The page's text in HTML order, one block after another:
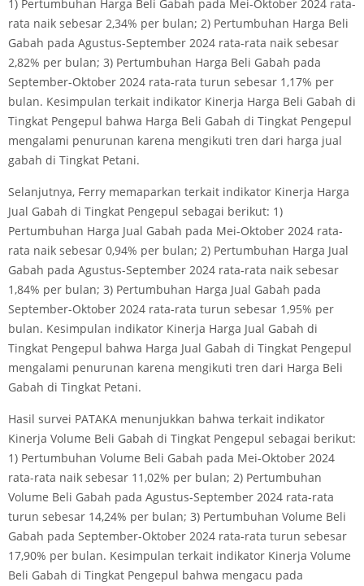
1) Pertumbuhan Harga Beli Gabah pada Mei-Oktober 2024 rata-
rata naik sebesar 2,34% per bulan; 2) Pertumbuhan Harga Beli
Gabah pada Agustus-September 2024 rata-rata naik sebesar
2,82% per bulan; 3) Pertumbuhan Harga Beli Gabah pada
September-Oktober 2024 rata-rata turun sebesar 1,17% per
bulan. Kesimpulan terkait indikator Kinerja Harga Beli Gabah di
Tingkat Pengepul bahwa Harga Beli Gabah di Tingkat Pengepul
mengalami penurunan karena mengikuti tren dari harga jual
gabah di Tingkat Petani.
Selanjutnya, Ferry memaparkan terkait indikator Kinerja Harga
Jual Gabah di Tingkat Pengepul sebagai berikut: 1)
Pertumbuhan Harga Jual Gabah pada Mei-Oktober 2024 rata-
rata naik sebesar 0,94% per bulan; 2) Pertumbuhan Harga Jual
Gabah pada Agustus-September 2024 rata-rata naik sebesar
1,84% per bulan; 3) Pertumbuhan Harga Jual Gabah pada
September-Oktober 2024 rata-rata turun sebesar 1,95% per
bulan. Kesimpulan indikator Kinerja Harga Jual Gabah di
Tingkat Pengepul bahwa Harga Jual Gabah di Tingkat Pengepul
mengalami penurunan karena mengikuti tren dari Harga Beli
Gabah di Tingkat Petani.
Hasil survei PATAKA menunjukkan bahwa terkait indikator
Kinerja Volume Beli Gabah di Tingkat Pengepul sebagai berikut:
1) Pertumbuhan Volume Beli Gabah pada Mei-Oktober 2024
rata-rata naik sebesar 11,02% per bulan; 2) Pertumbuhan
Volume Beli Gabah pada Agustus-September 2024 rata-rata
turun sebesar 14,24% per bulan; 3) Pertumbuhan Volume Beli
Gabah pada September-Oktober 2024 rata-rata turun sebesar
17,90% per bulan. Kesimpulan terkait indikator Kinerja Volume
Beli Gabah di Tingkat Pengepul bahwa mengacu pada